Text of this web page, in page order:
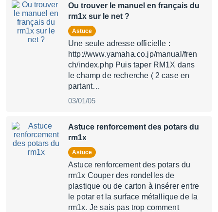
Ou trouver le manuel en français du
rm1x sur le net ?
Astuce
Une seule adresse officielle :
http://www.yamaha.co.jp/manual/fren
ch/index.php Puis taper RM1X dans
le champ de recherche ( 2 case en
partant…
03/01/05
Astuce renforcement des potars du
rm1x
Astuce
Astuce renforcement des potars du
rm1x Couper des rondelles de
plastique ou de carton à insérer entre
le potar et la surface métallique de la
rm1x. Je sais pas trop comment